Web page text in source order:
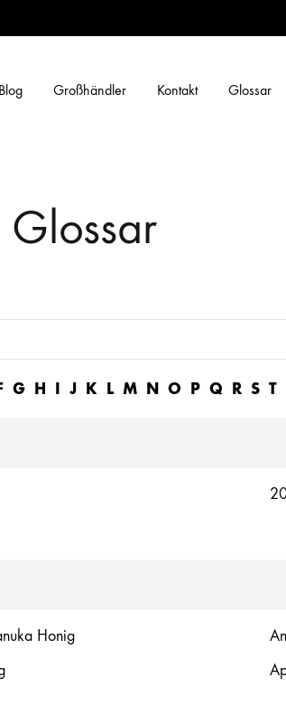
Blog Großhändler Kontakt Glossar
Glossar
G H I J K L M N O P Q R S T
Honig